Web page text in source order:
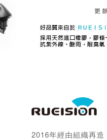
2016年經由組織再